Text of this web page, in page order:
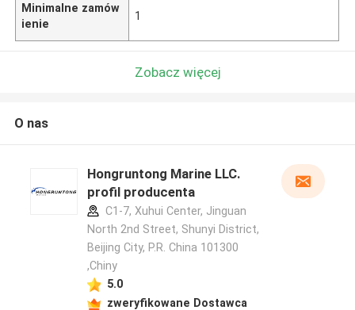
Minimalne zamów
ienie
1
Zobacz więcej
O nas
Hongruntong Marine LLC.
profil producenta
C1-7, Xuhui Center, Jinguan
North 2nd Street, Shunyi District,
Beijing City, P.R. China 101300
,Chiny
5.0
zweryfikowane Dostawca